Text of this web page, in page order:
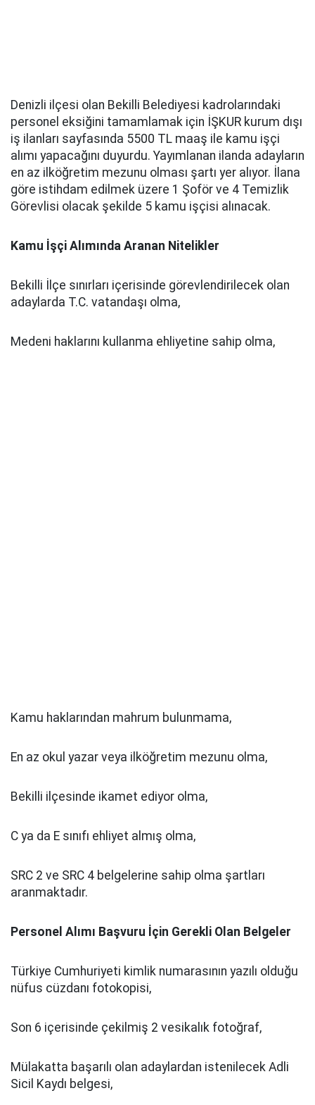
Denizli ilçesi olan Bekilli Belediyesi kadrolarındaki
personel eksiğini tamamlamak için İŞKUR kurum dışı
iş ilanları sayfasında 5500 TL maaş ile kamu işçi
alımı yapacağını duyurdu. Yayımlanan ilanda adayların
en az ilköğretim mezunu olması şartı yer alıyor. İlana
göre istihdam edilmek üzere 1 Şoför ve 4 Temizlik
Görevlisi olacak şekilde 5 kamu işçisi alınacak.
Kamu İşçi Alımında Aranan Nitelikler
Bekilli İlçe sınırları içerisinde görevlendirilecek olan
adaylarda T.C. vatandaşı olma,
Medeni haklarını kullanma ehliyetine sahip olma,
Kamu haklarından mahrum bulunmama,
En az okul yazar veya ilköğretim mezunu olma,
Bekilli ilçesinde ikamet ediyor olma,
C ya da E sınıfı ehliyet almış olma,
SRC 2 ve SRC 4 belgelerine sahip olma şartları
aranmaktadır.
Personel Alımı Başvuru İçin Gerekli Olan Belgeler
Türkiye Cumhuriyeti kimlik numarasının yazılı olduğu
nüfus cüzdanı fotokopisi,
Son 6 içerisinde çekilmiş 2 vesikalık fotoğraf,
Mülakatta başarılı olan adaylardan istenilecek Adli
Sicil Kaydı belgesi,